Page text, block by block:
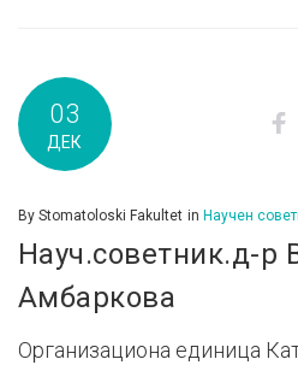
03
ДЕК
By Stomatoloski Fakultet in Научен
Науч.советник.д-р
Амбаркова
Организациона единица